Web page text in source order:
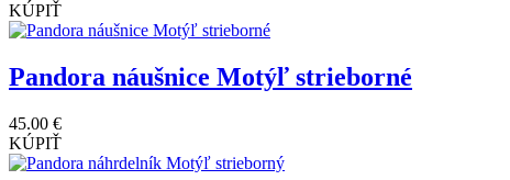
KÚPIŤ
Pandora náušnice Motýľ strieborné
45.00 €
KÚPIŤ